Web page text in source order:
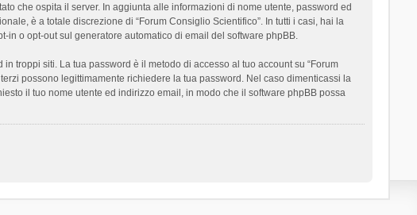
che ospita il server. In aggiunta alle informazioni di nome utente, password ed
è a totale discrezione di “Forum Consiglio Scientifico”. In tutti i casi, hai la
o opt-out sul generatore automatico di email del software phpBB.
troppi siti. La tua password è il metodo di accesso al tuo account su “Forum
possono legittimamente richiedere la tua password. Nel caso dimenticassi la
il tuo nome utente ed indirizzo email, in modo che il software phpBB possa